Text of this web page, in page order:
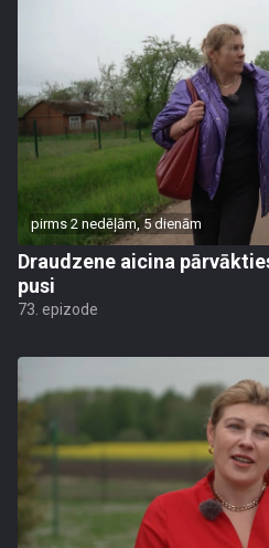
pirms 2 nedēļām, 5 dienām
Draudzene aicina
pusi
73. epizode